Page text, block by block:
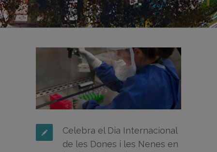
Celebra el Dia Internacional
de les Dones i les Nenes en